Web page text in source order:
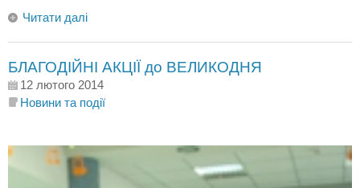
Читати далі
БЛАГОДІЙНІ АКЦІЇ до ВЕЛИКОДНЯ
12 лютого 2014
Новини та події